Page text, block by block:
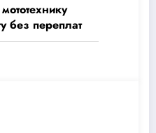
без переплат